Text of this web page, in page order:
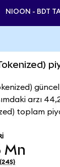
NIOON - BDT
arzı
toplam
Mn
(24S)